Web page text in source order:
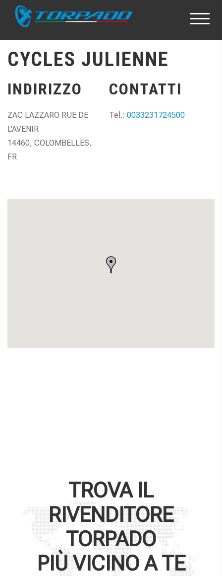
CYCLES JULIENNE
INDIRIZZO
ZAC LAZZARO RUE DE
L'AVENIR
14460, COLOMBELLES,
FR
CONTATTI
Tel.: 0033231724500
TROVA IL
RIVENDITORE
TORPADO
PIÙ VICINO A TE